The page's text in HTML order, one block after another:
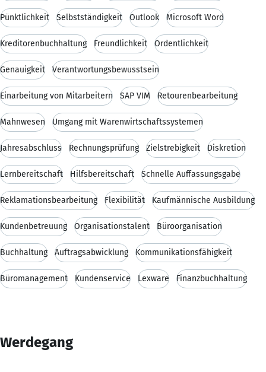
Pünktlichkeit Selbstständigkeit Outlook Microsoft Word
Kreditorenbuchhaltung Freundlichkeit Ordentlichkeit
Genauigkeit Verantwortungsbewusstsein
Einarbeitung von Mitarbeitern SAP VIM Retourenbearbeitung
Mahnwesen Umgang mit Warenwirtschaftssystemen
Jahresabschluss Rechnungsprüfung Zielstrebigkeit Diskretion
Lernbereitschaft Hilfsbereitschaft Schnelle Auffassungsgabe
Reklamationsbearbeitung Flexibilität Kaufmännische Ausbildung
Kundenbetreuung Organisationstalent Büroorganisation
Buchhaltung Auftragsabwicklung Kommunikationsfähigkeit
Büromanagement Kundenservice Lexware Finanzbuchhaltung
Werdegang